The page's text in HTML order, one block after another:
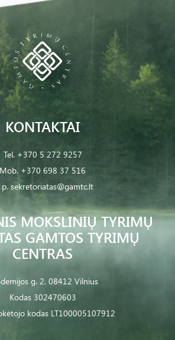
MOKSLINIŲ TYRIMŲ
GAMTOS TYRIMŲ
CENTRAS
g. 2, 08412 Vilnius
Kodas 302470603
kodas LT100005107912
KONTAKTAI
Tel. +370 5 272 9257
Mob. +370 698 37 516
p. sekretoriatas@gamtc.lt